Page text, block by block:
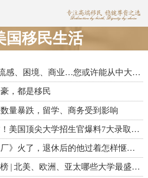
国移民生活
比尔盖茨书单 | 流感、困境、商业…您或许能从中大受启发
，都是移民
量暴跌，留学、商务受到影响
12分钟定“生死”！美国顶尖大学招生官爆料7大录取内幕
奥巴马《美国工厂》火了，退休后的他过着怎样惬意的人生
2019大学"造富"榜 | 北美、欧洲、亚太哪些大学最盛产富豪